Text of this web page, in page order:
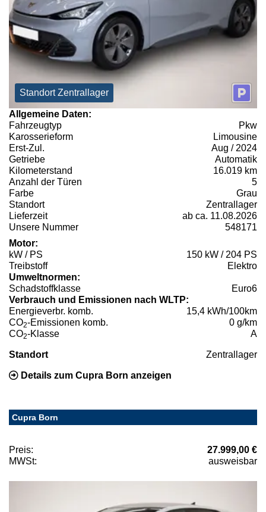
Standort Zentrallager
Allgemeine Daten:
Fahrzeugtyp
Pkw
Karosserieform
Limousine
Erst-Zul.
Aug / 2024
Getriebe
Automatik
Kilometerstand
16.019 km
Anzahl der Türen
5
Farbe
Grau
Standort
Zentrallager
Lieferzeit
ab ca. 11.08.2026
Unsere Nummer
548171
Motor:
kW / PS
150 kW / 204 PS
Treibstoff
Elektro
Umweltnormen:
Schadstoffklasse
Euro6
Verbrauch und Emissionen nach WLTP:
Energieverbr. komb.
15,4 kWh/100km
CO2-Emissionen komb.
0 g/km
CO2-Klasse A
Standort Zentrallager
Details zum Cupra Born anzeigen
Cupra Born
Preis:
27.999,00 €
MWSt:
ausweisbar